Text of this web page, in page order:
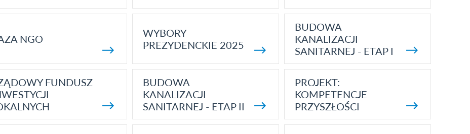
NGO
WYBORY
PREZYDENCKIE 2025
BUDOWA
KANALIZACJI
SANITARNEJ - ETAP I
FUNDUSZ
BUDOWA
KANALIZACJI
SANITARNEJ - ETAP II
PROJEKT:
KOMPETENCJE
PRZYSZŁOŚCI